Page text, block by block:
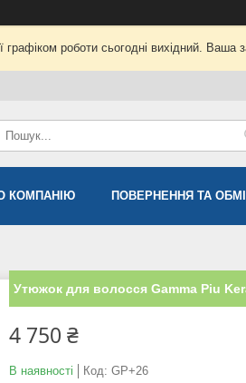
роботи сьогодні вихідний.
КОМПАНІЮ ПОВЕРНЕННЯ ТА
Утюжок для волосся Gamma Piu
4 750 ₴
В наявності Код: GP+26